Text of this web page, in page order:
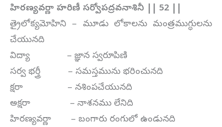
హిరణ్యవర్ణా హరిణీ సర్వోపద్రవనాశినీ || 52 ||
త్రైలోక్యమోహిని – మూడు లోకాలను మంత్రముగ్ధులను
చేయునది
విద్యా – జ్ఞాన స్వరూపిణి
సర్వ భర్త్రీ – సమస్తమును భరించునది
క్షరా – నశింపచేయునది
అక్షరా – నాశనము లేనిది
హిరణ్యవర్ణా – బంగారు రంగులో ఉండునది